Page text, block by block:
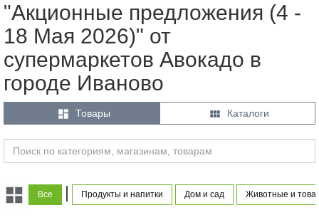
"Акционные предложения (4 -
18 Мая 2026)" от
супермаркетов Авокадо в
городе Иваново
 Товары  Каталоги
Все Продукты и напитки Дом и сад Животные и